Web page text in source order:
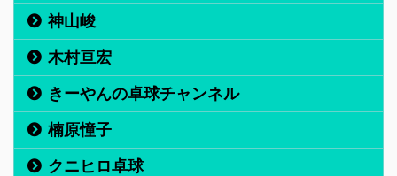
神山峻
木村亘宏
きーやんの卓球チャンネル
楠原憧子
クニヒロ卓球